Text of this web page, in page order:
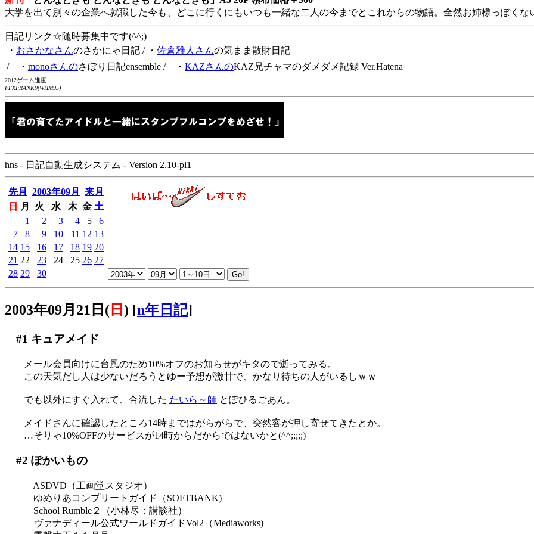
大学を出て別々の企業へ就職した今も、どこに行くにもいつも一緒な二人の今までとこれからの物語。全然お姉様っぽくな
日記リンク☆随時募集中です(^^;)
・ おさかなさんのさかにゃ日記 / ・ 佐倉雅人さんの気まま散財日記
/ ・ monoさんのさぼり日記ensemble / ・ KAZさんのKAZ兄チャマのダメダメ記録 Ver.Hatena
2012ゲーム進度
FFXI:RANK9(WHM95)
hns - 日記自動生成システム - Version 2.10-pl1
先月 2003年09月
来月
日
月 火 水 木 金 土
1
2 3 4 5
6
7
8 9 10 11 12 13
14 15 16 17 18 19 20
21 22 23 24 25 26 27
28 29 30
2003年09月21日( 日 ) [n年日記]
#1 キュアメイド
メール会員向けに台風のため10%オフのお知らせがキタので逝ってみる。
この天気だし人は少ないだろうとゆー予想が激甘で、かなり待ちの人がいるしｗｗ
でも以外にすぐ入れて、合流した たいら～師 とぽひるごあん。
メイドさんに確認したところ14時まではがらがらで、突然客が押し寄せてきたとか。
…そりゃ10%OFFのサービスが14時からだからではないかと(^^;;;;;)
#2 ぽかいもの
ASDVD（工画堂スタジオ）
ゆめりあコンプリートガイド（SOFTBANK)
School Rumble２（小林尽：講談社）
ヴァナディール公式ワールドガイドVol2（Mediaworks)